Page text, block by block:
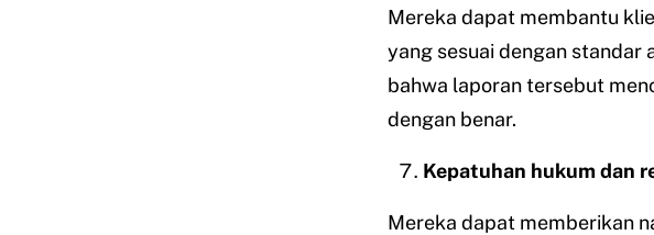
Mereka dapat membantu
yang sesuai dengan standar
bahwa laporan tersebut
dengan benar.
Kepatuhan hukum dan
Mereka dapat memberikan